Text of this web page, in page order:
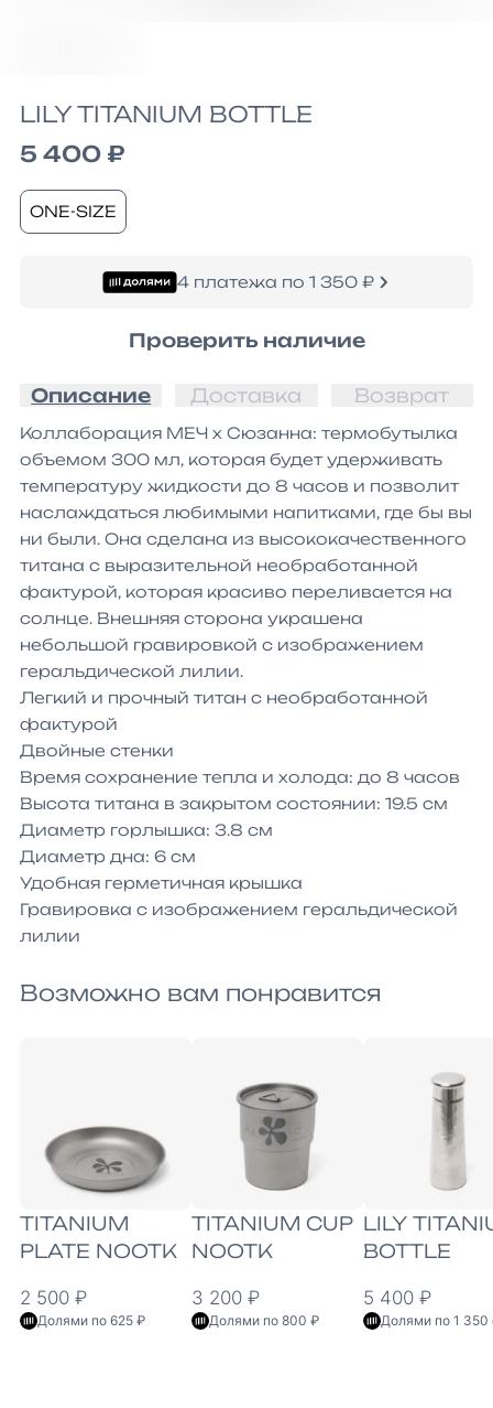
LILY TITANIUM BOTTLE
5 400 ₽
ONE-SIZE
4 платежа по 1 350 ₽
Проверить наличие
Описание Доставка Возврат
Коллаборация МЕЧ х Сюзанна: термобутылка
объемом 300 мл, которая будет удерживать
температуру жидкости до 8 часов и позволит
наслаждаться любимыми напитками, где бы вы
ни были. Она сделана из высококачественного
титана с выразительной необработанной
фактурой, которая красиво переливается на
солнце. Внешняя сторона украшена
небольшой гравировкой с изображением
геральдической лилии.
Легкий и прочный титан с необработанной
фактурой
Двойные стенки
Время сохранение тепла и холода: до 8 часов
Высота титана в закрытом состоянии: 19.5 см
Диаметр горлышка: 3.8 см
Диаметр дна: 6 см
Удобная герметичная крышка
Гравировка с изображением геральдической
лилии
Возможно вам понравится
TITANIUM
PLATE NOOTK
2 500 ₽
Долями по 625 ₽
TITANIUM CUP
NOOTK
3 200 ₽
Долями по 800 ₽
LILY
BOTTLE
5 400 ₽
Долями по 1 350